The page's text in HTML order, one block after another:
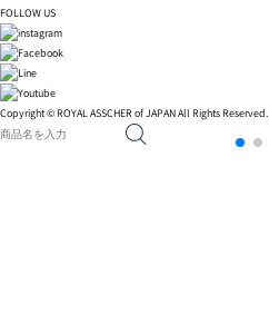
FOLLOW US
Copyright © ROYAL ASSCHER of JAPAN All Rights Reserved.